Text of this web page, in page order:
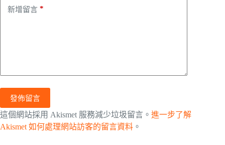
新增留言 *
發佈留言
這個網站採用 Akismet 服務減少垃圾留言。 進一步了解
Akismet 如何處理網站訪客的留言資料 。